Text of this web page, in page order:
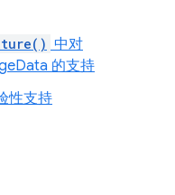
中对
的支持
性支持